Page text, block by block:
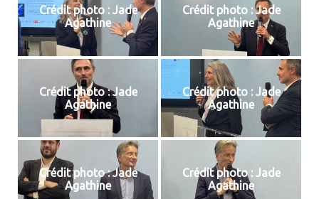
Crédit photo : Jade
Agathine
Crédit photo : Jade
Agathine
Crédit photo : Jade
Agathine
Crédit photo : Jade
Agathine
Crédit photo : Jade
Agathine
Crédit photo : Jade
Agathine